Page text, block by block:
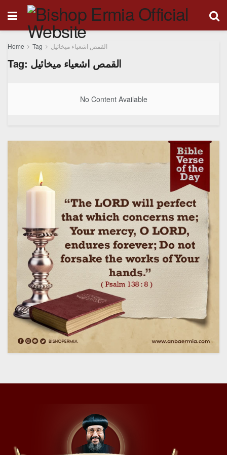
Home Tag القمص اشعياء ميخائيل
Tag: القمص اشعياء ميخائيل
No Content Available